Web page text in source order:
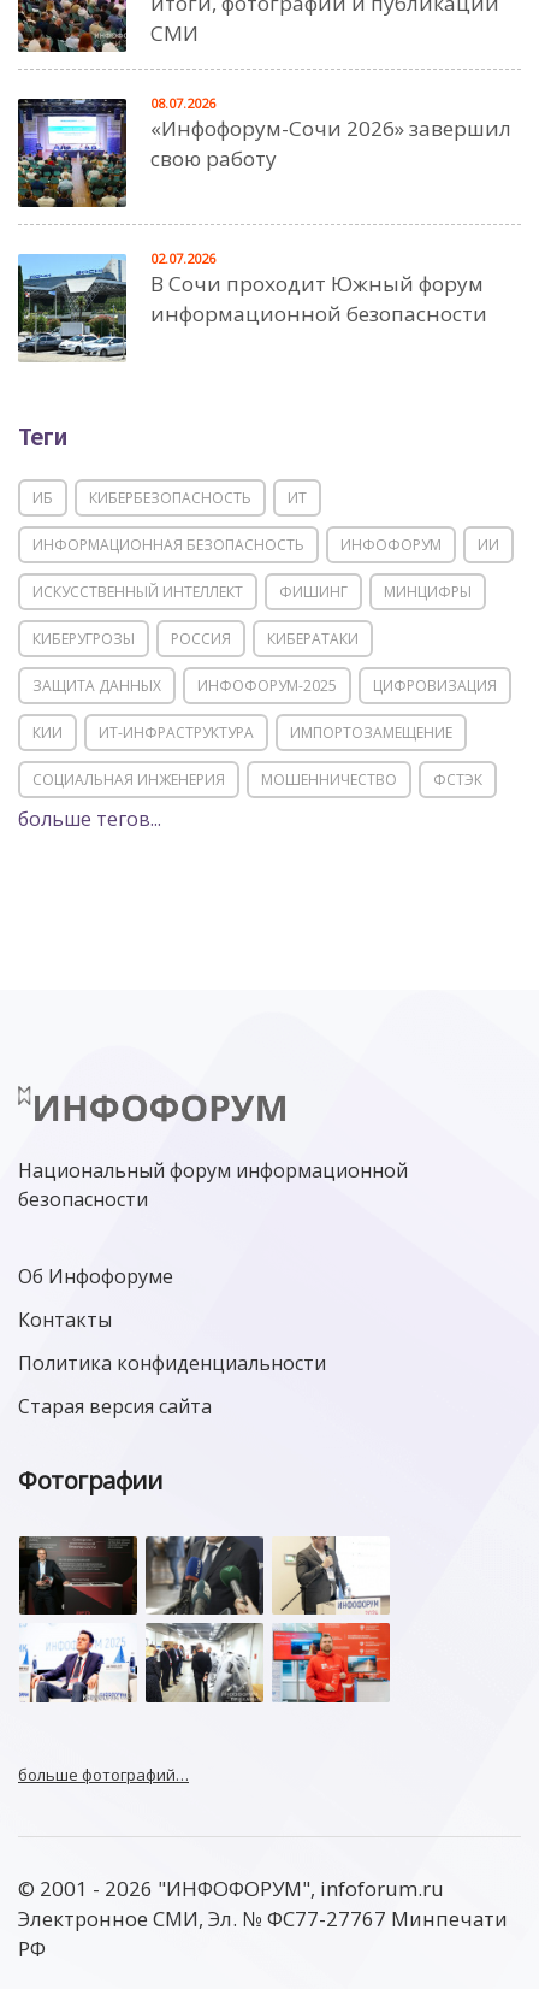
СМИ
«Инфофорум-Сочи 2026» завершил
свою работу
08.07.2026
В Сочи проходит Южный форум
информационной безопасности
02.07.2026
Теги
ИБ КИБЕРБЕЗОПАСНОСТЬ ИТ
ИНФОРМАЦИОННАЯ БЕЗОПАСНОСТЬ ИНФОФОРУМ ИИ
ИСКУССТВЕННЫЙ ИНТЕЛЛЕКТ ФИШИНГ МИНЦИФРЫ
КИБЕРУГРОЗЫ РОССИЯ КИБЕРАТАКИ
ЗАЩИТА ДАННЫХ ИНФОФОРУМ-2025 ЦИФРОВИЗАЦИЯ
КИИ ИТ-ИНФРАСТРУКТУРА ИМПОРТОЗАМЕЩЕНИЕ
СОЦИАЛЬНАЯ ИНЖЕНЕРИЯ МОШЕННИЧЕСТВО ФСТЭК
POSITIVE TECHNOLOGIES
МИНЦИФРЫ РОССИИ NGFW
больше тегов...
Национальный форум информационной
безопасности
Об Инфофоруме
Контакты
Политика конфиденциальности
Старая версия сайта
Фотографии
больше фотографий…
© 2001 - 2026 "ИНФОФОРУМ", infoforum.ru
Электронное СМИ, Эл. № ФС77-27767 Минпечати
РФ